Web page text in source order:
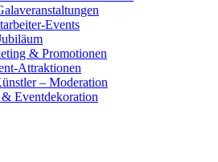
Events
& Promotionen
Attraktionen
– Moderation
Eventdekoration